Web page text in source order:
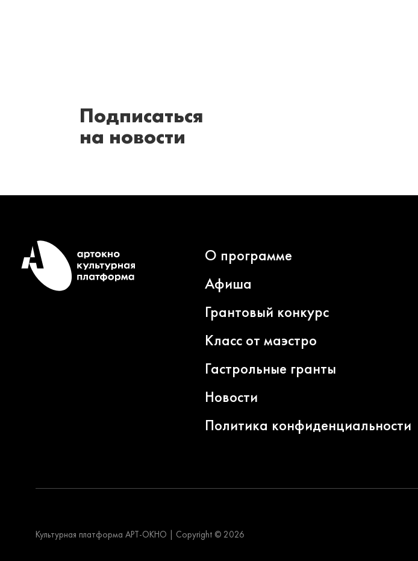
Подписаться
на новости
О программе
Афиша
Грантовый конкурс
Класс от маэстро
Гастрольные гранты
Новости
Политика конфиденциальности
Культурная платформа АРТ-ОКНО Copyright © 2026